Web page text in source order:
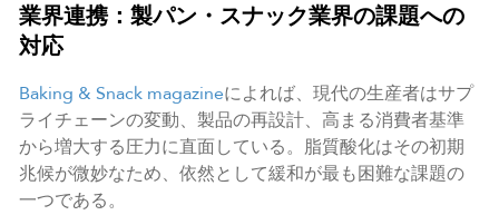
業界連携：製パン・スナック業界の課題への
対応
Baking & Snack magazineによれば、現代の生産者はサプ
ライチェーンの変動、製品の再設計、高まる消費者基準
から増大する圧力に直面している。脂質酸化はその初期
兆候が微妙なため、依然として緩和が最も困難な課題の
一つである。